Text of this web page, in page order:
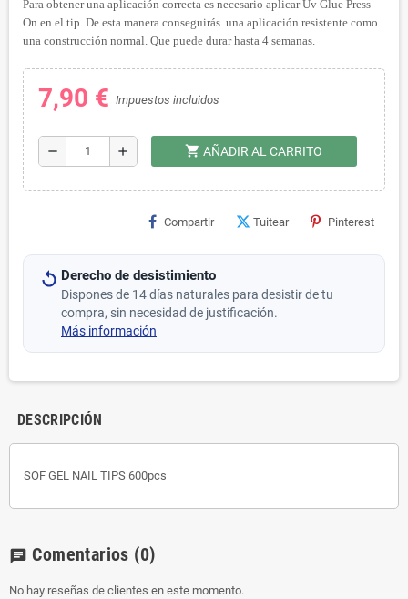
Para obtener una aplicación correcta es necesario aplicar Uv Glue Press
On en el tip. De esta manera conseguirás una aplicación resistente como
una construcción normal. Que puede durar hasta 4 semanas.
7,90 € Impuestos incluidos
remove add shopping_cart AÑADIR AL CARRITO
Compartir Tuitear Pinterest
Derecho de desistimiento
Dispones de 14 días naturales para desistir de tu
compra, sin necesidad de justificación.
Más información
DESCRIPCIÓN
SOF GEL NAIL TIPS 600pcs
chat Comentarios (0)
No hay reseñas de clientes en este momento.